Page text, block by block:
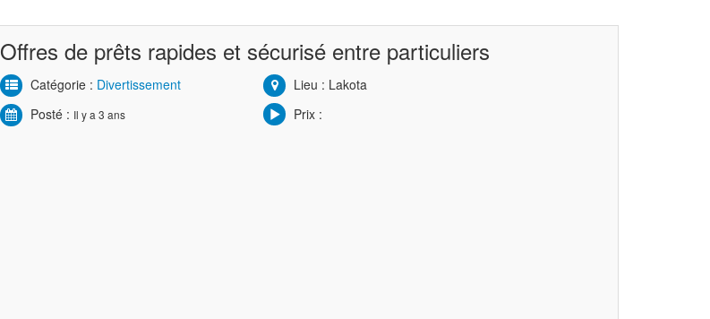
Offres de prêts rapides et sécurisé entre particuliers
Catégorie : Divertissement
Lieu : Lakota
Posté : Il y a 3 ans Prix :